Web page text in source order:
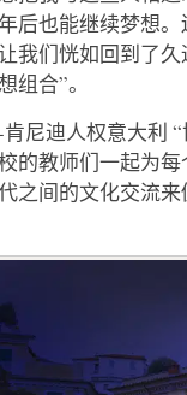
后也能继续梦想
我们恍如回到了
组合”。
尼迪人权意大利
的教师们一起为
之间的文化交流